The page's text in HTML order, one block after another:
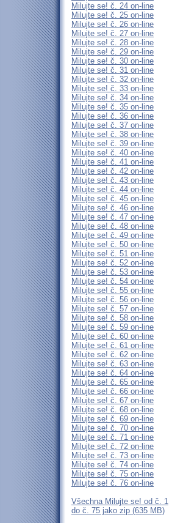
Milujte se! č. 24 on-line
Milujte se! č. 25 on-line
Milujte se! č. 26 on-line
Milujte se! č. 27 on-line
Milujte se! č. 28 on-line
Milujte se! č. 29 on-line
Milujte se! č. 30 on-line
Milujte se! č. 31 on-line
Milujte se! č. 32 on-line
Milujte se! č. 33 on-line
Milujte se! č. 34 on-line
Milujte se! č. 35 on-line
Milujte se! č. 36 on-line
Milujte se! č. 37 on-line
Milujte se! č. 38 on-line
Milujte se! č. 39 on-line
Milujte se! č. 40 on-line
Milujte se! č. 41 on-line
Milujte se! č. 42 on-line
Milujte se! č. 43 on-line
Milujte se! č. 44 on-line
Milujte se! č. 45 on-line
Milujte se! č. 46 on-line
Milujte se! č. 47 on-line
Milujte se! č. 48 on-line
Milujte se! č. 49 on-line
Milujte se! č. 50 on-line
Milujte se! č. 51 on-line
Milujte se! č. 52 on-line
Milujte se! č. 53 on-line
Milujte se! č. 54 on-line
Milujte se! č. 55 on-line
Milujte se! č. 56 on-line
Milujte se! č. 57 on-line
Milujte se! č. 58 on-line
Milujte se! č. 59 on-line
Milujte se! č. 60 on-line
Milujte se! č. 61 on-line
Milujte se! č. 62 on-line
Milujte se! č. 63 on-line
Milujte se! č. 64 on-line
Milujte se! č. 65 on-line
Milujte se! č. 66 on-line
Milujte se! č. 67 on-line
Milujte se! č. 68 on-line
Milujte se! č. 69 on-line
Milujte se! č. 70 on-line
Milujte se! č. 71 on-line
Milujte se! č. 72 on-line
Milujte se! č. 73 on-line
Milujte se! č. 74 on-line
Milujte se! č. 75 on-line
Milujte se! č. 76 on-line
Všechna Milujte se! od č. 1
do č. 75 jako zip (635 MB)